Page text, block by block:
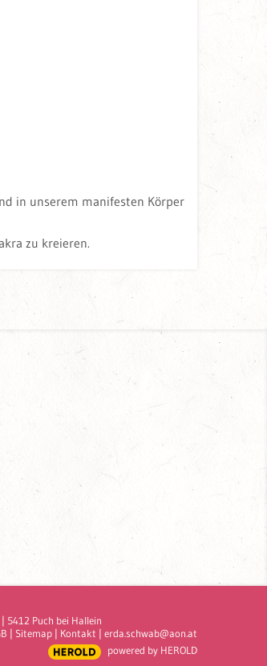
in unserem manifesten Körper
zu kreieren.
| 5412 Puch bei Hallein
| Sitemap | Kontakt | erda.schwab@aon.at
powered by HEROLD